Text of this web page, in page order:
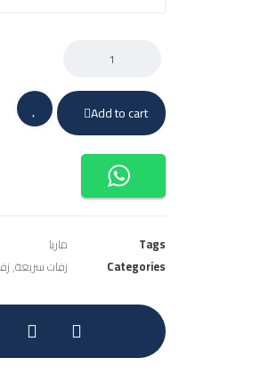
Add to cart
Tags
ماريا
Categories
زفات سريعة,